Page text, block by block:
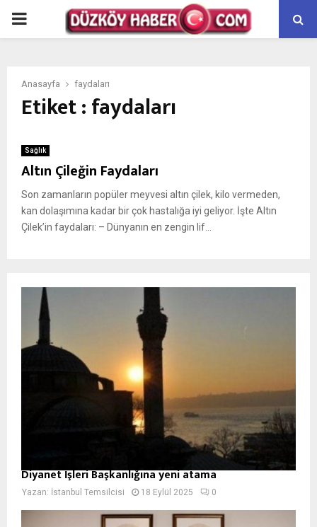
PRIMARY
Anasayfa faydaları
Etiket : faydaları
Sağlık
Altın Çileğin Faydaları
Son zamanların popüler meyvesi altın çilek, kilo vermeden,
kan dolaşımına kadar bir çok hastalığa iyi geliyor. İşte Altın
Çilek’in faydaları: – Dünyanın en zengin lif...
Diyanet İşleri Başkanlığına yeni atama
Yazan: İstanbul Temsilcisi 18 Eylül 2025 0